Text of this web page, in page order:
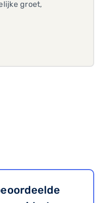
groet,